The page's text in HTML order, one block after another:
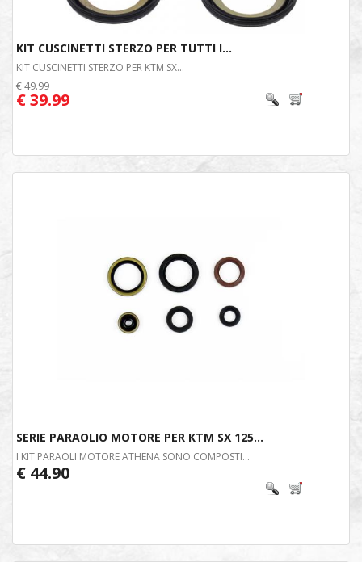
KIT CUSCINETTI STERZO PER TUTTI I...
KIT CUSCINETTI STERZO PER KTM SX...
€ 49.99
€ 39.99
SERIE PARAOLIO MOTORE PER KTM SX 125...
I KIT PARAOLI MOTORE ATHENA SONO COMPOSTI...
€ 44.90